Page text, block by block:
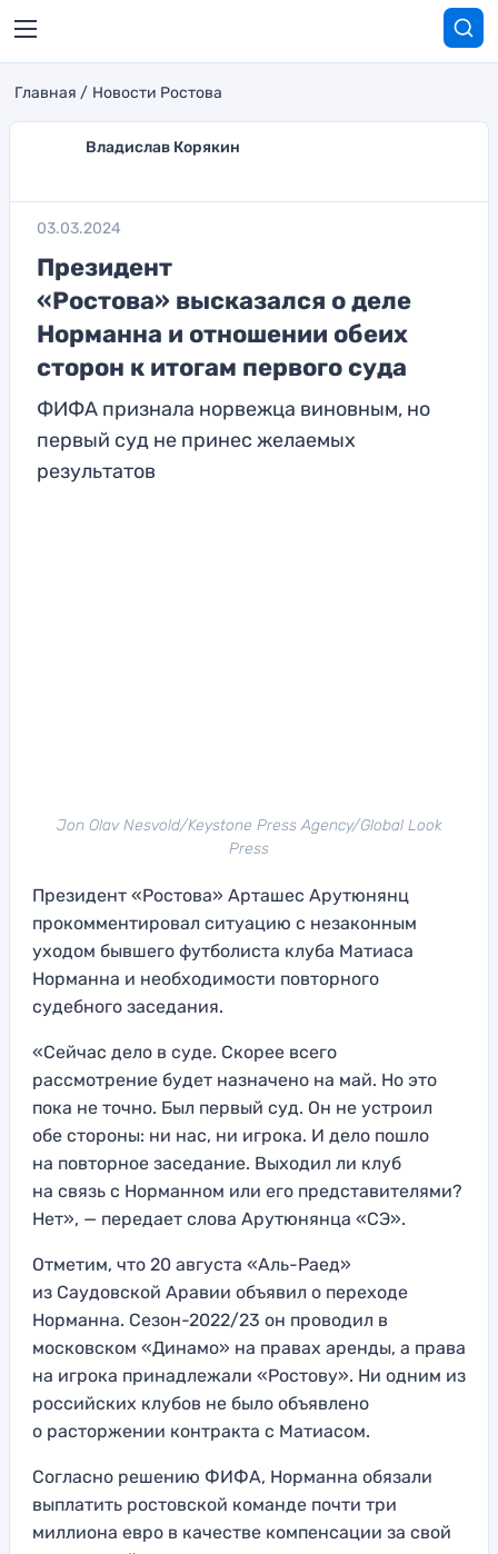
Главная Новости Ростова
Владислав Корякин
03.03.2024
Президент
«Ростова» высказался о деле
Норманна и отношении обеих
сторон к итогам первого суда
ФИФА признала норвежца виновным, но
первый суд не принес желаемых
результатов
Jon Olav Nesvold/Keystone Press Agency/Global Look
Press
Президент «Ростова» Арташес Арутюнянц
прокомментировал ситуацию с незаконным
уходом бывшего футболиста клуба Матиаса
Норманна и необходимости повторного
судебного заседания.
«Сейчас дело в суде. Скорее всего
рассмотрение будет назначено на май. Но это
пока не точно. Был первый суд. Он не устроил
обе стороны: ни нас, ни игрока. И дело пошло
на повторное заседание. Выходил ли клуб
на связь с Норманном или его представителями?
Нет», — передает слова Арутюнянца «СЭ».
Отметим, что 20 августа «Аль-Раед»
из Саудовской Аравии объявил о переходе
Норманна. Сезон-2022/23 он проводил в
московском «Динамо» на правах аренды, а права
на игрока принадлежали «Ростову». Ни одним из
российских клубов не было объявлено
о расторжении контракта с Матиасом.
Согласно решению ФИФА, Норманна обязали
выплатить ростовской команде почти три
миллиона евро в качестве компенсации за свой